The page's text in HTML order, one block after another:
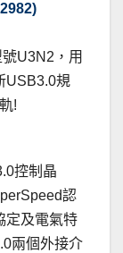
U3N2，用
USB3.0規
!
控制晶
認
定及電氣特
兩個外接介